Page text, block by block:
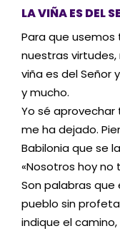
LA VIÑA ES DEL
Para que
nuestras
viña es del Señor
y mucho.
Yo sé
me ha dejado.
Babilonia que se
«Nosotros hoy
Son palabras que
pueblo sin
indique el